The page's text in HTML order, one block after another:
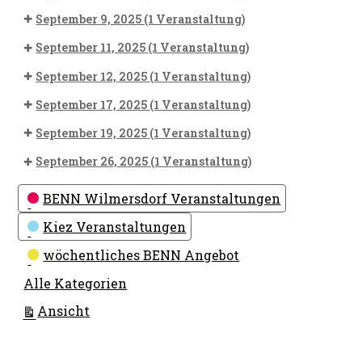
September 9, 2025 (1 Veranstaltung)
September 11, 2025 (1 Veranstaltung)
September 12, 2025 (1 Veranstaltung)
September 17, 2025 (1 Veranstaltung)
September 19, 2025 (1 Veranstaltung)
September 26, 2025 (1 Veranstaltung)
Kategorien
BENN Wilmersdorf Veranstaltungen
Kiez Veranstaltungen
wöchentliches BENN Angebot
Alle Kategorien
Ansicht